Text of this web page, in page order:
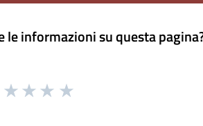
le informazioni su questa